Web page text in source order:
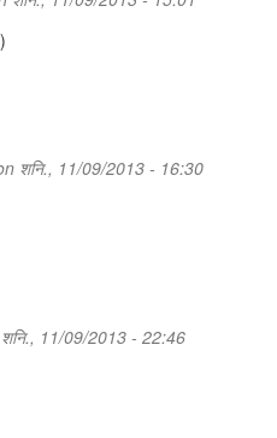
शनि., 11/09/2013 - 16:30
11/09/2013 - 22:46